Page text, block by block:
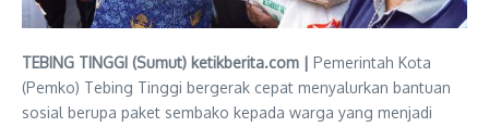
TEBING TINGGI (Sumut) ketikberita.com | Pemerintah Kota
(Pemko) Tebing Tinggi bergerak cepat menyalurkan bantuan
sosial berupa paket sembako kepada warga yang menjadi